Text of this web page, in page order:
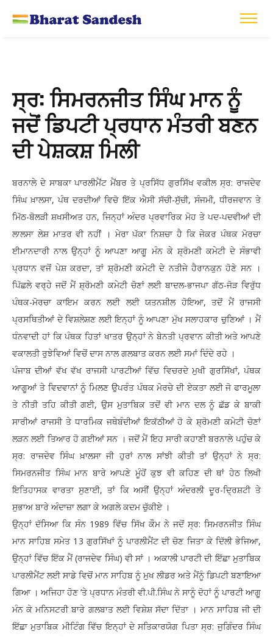
ਸ੍ਰ: ਸਿਮਰਨਜੀਤ ਸਿੰਘ ਮਾਨ ਨੂੰ
ਜਦੋਂ ਡਿਪਟੀ ਪ੍ਰਧਾਨ ਮੰਤਰੀ ਬਣਨ
ਦੀ ਪੇਸ਼ਕਸ਼ ਮਿਲੀ
ਬਰਨਾਲੇ ਦੇ ਸਾਬਕਾ ਪਾਰਲੀਮੈਂਟ ਮੈਂਬਰ ਤੇ ਪ੍ਰਸਿੱਧ ਗੁਰਸਿੱਖ ਵਕੀਲ ਸ੍ਰ: ਰਾਜਦੇਵ
ਸਿੰਘ ਖ਼ਾਲਸਾ, ਪੰਥ ਦਰਦੀਆਂ ਵਿਚੋ ਇੱਕ ਐਸੀ ਸੱਚੀ-ਸੁੱਚੀ, ਸੰਜਮੀ, ਧੀਰਜਵਾਨ ਤੇ
ਮਿੱਠ-ਬੋਲੜੀ ਸ਼ਖਸੀਅਤ ਹਨ, ਜਿਨ੍ਹਾਂ ਅੰਦਰ ਪ੍ਰਵਾਰਿਕ ਮੋਹ ਤੇ ਪਦ-ਪਦਵੀਆਂ ਦੀ
ਲਾਲਸਾ ਲੇਸ਼ ਮਾਤਰ ਵੀ ਨਹੀਂ । ਮੇਰਾ ਪੱਕਾ ਨਿਸ਼ਚਾ ਹੈ ਕਿ ਜੇਕਰ ਪੰਥਕ ਮੋਰਚਾ
ਈਮਾਨਦਾਰੀ ਨਾਲ ਉਨ੍ਹਾਂ ਨੂੰ ਆਪਣਾ ਆਗੂ ਮੰਨ ਕੇ ਸ਼੍ਰੋਮਣੀ ਕਮੇਟੀ ਦੇ ਸੰਭਾਵੀ
ਪ੍ਰਧਾਨ ਵਜੋਂ ਪੇਸ਼ ਕਰਦਾ, ਤਾਂ ਸ਼੍ਰੋਮਣੀ ਕਮੇਟੀ ਦੇ ਨਤੀਜੇ ਹੈਰਾਨਕੁਨ ਹੋਣੇ ਸਨ ।
ਪਿੱਛਲੇ ਵਰ੍ਹੇ ਜਦੋਂ ਮੈਂ ਸ਼੍ਰੋਮਣੀ ਕਮੇਟੀ ਚੋਣਾਂ ਲਈ ਬਾਦਲ-ਭਾਜਪਾ ਗੱਠ-ਜੋੜ ਵਿਰੁੱਧ
ਪੰਥਕ-ਮੋਰਚਾ ਕਾਇਮ ਕਰਨ ਲਈ ਲਈ ਯਤਨਸ਼ੀਲ ਹੋਇਆ, ਤਦੋਂ ਮੈਂ ਰਾਜਸੀ
ਪ੍ਰਸਥਿਤੀਆਂ ਦੇ ਵਿਸ਼ਲੇਸ਼ਣ ਲਈ ਇਨ੍ਹਾਂ ਨੂੰ ਆਪਣਾ ਮੁੱਖ ਸਲਾਹਕਾਰ ਚੁਣਿਆਂ । ਮੈਂ
ਧੰਨਵਾਦੀ ਹਾਂ ਕਿ ਪੰਥਕ ਹਿਤਾਂ ਖਾਤਰ ਉਨ੍ਹਾਂ ਨੇ ਬੇਨਤੀ ਪ੍ਰਵਾਨ ਕੀਤੀ ਅਤੇ ਆਪਣੇ
ਵਕਾਲਤੀ ਰੁਝੇਵਿਆਂ ਵਿਚੋਂ ਦਾਸ ਨਾਲ ਗਲਬਾਤ ਕਰਨ ਲਈ ਸਮਾਂ ਦਿੰਦੇ ਰਹੇ ।
ਪੰਜਾਬ ਦੀਆਂ ਵੱਖ ਵੱਖ ਰਾਜਸੀ ਪਾਰਟੀਆਂ ਵਿੱਚ ਵਿਚਰਦੇ ਮੁਖੀ ਗੁਰਸਿੱਖਾਂ, ਪੰਥਕ
ਆਗੂਆਂ ਤੇ ਵਿਦਵਾਨਾਂ ਨੂੰ ਮਿਲਣ ਉਪਰੰਤ ਪੰਥਕ ਮੋਰਚੇ ਦੀ ਏਕਤਾ ਲਈ ਜੋ ਫਾਰਮੂਲਾ
ਤੇ ਨੀਤੀ ਤਹਿ ਕੀਤੀ ਗਈ, ਉਸ ਮੁਤਾਬਿਕ ਤਦੋਂ ਵੀ ਮਾਨ ਦਲ ਨੂੰ ਛੱਡ ਕੇ ਬਾਕੀ
ਸਾਰੀਆਂ ਰਾਜਸੀ ਤੇ ਧਾਰਮਿਕ ਜਥੇਬੰਦੀਆਂ ਇਕੱਠੀਆਂ ਹੋ ਕੇ ਸ਼੍ਰੋਮਣੀ ਕਮੇਟੀ ਚੋਣਾਂ
ਲੜਨ ਲਈ ਤਿਆਰ ਹੋ ਗਈਆਂ ਸਨ । ਜਦੋਂ ਮੈਂ ਇਹ ਸਾਰੀ ਕਹਾਣੀ ਬਰਨਾਲੇ ਪਹੁੰਚ ਕੇ
ਸ੍ਰ: ਰਾਜਦੇਵ ਸਿੰਘ ਖ਼ਾਲਸਾ ਜੀ ਹੁਰਾਂ ਨਾਲ ਸਾਂਝੀ ਕੀਤੀ ਤਾਂ ਉਨ੍ਹਾਂ ਨੇ ਸ੍ਰ:
ਸਿਮਰਨਜੀਤ ਸਿੰਘ ਮਾਨ ਬਾਰੇ ਆਪਣੇ ਮੂੰਹੋਂ ਕੁਝ ਵੀ ਕਹਿਣ ਦੀ ਥਾਂ ਹੇਠ ਲਿਖੀ
ਇਤਿਹਾਸਕ ਵਾਰਤਾ ਸੁਣਾਈ, ਤਾਂ ਕਿ ਅਸੀਂ ਉਨ੍ਹਾਂ ਅੰਦਰਲੀ ਦੂਰ-ਦ੍ਰਿਸ਼ਟੀ ਤੇ
ਸੁਭਾਅ ਬਾਰੇ ਅੰਦਾਜ਼ਾ ਲਗਾ ਕੇ ਅਗਲੇ ਕਦਮ ਚੁੱਕੀਏ ।
ਉਨ੍ਹਾਂ ਦੱਸਿਆ ਕਿ ਸੰਨ 1989 ਵਿੱਚ ਸਿੱਖ ਕੌਮ ਨੇ ਜਦੋਂ ਸ੍ਰ: ਸਿਮਰਨਜੀਤ ਸਿੰਘ
ਮਾਨ ਸਾਹਿਬ ਸਮੇਤ 13 ਗੁਰਸਿੱਖਾਂ ਨੂੰ ਪਾਰਲੀਮੈਂਟ ਦੀ ਚੋਣ ਜਿਤਾ ਕੇ ਦਿੱਲੀ ਭੇਜਿਆ,
ਉਨ੍ਹਾਂ ਵਿੱਚ ਇੱਕ ਮੈਂ (ਰਾਜਦੇਵ ਸਿੰਘ) ਵੀ ਸਾਂ । ਅਕਾਲੀ ਪਾਰਟੀ ਦੀ ਇੱਛਾ ਮੁਤਾਬਿਕ
ਪਾਰਲੀਮੈਂਟ ਲਈ ਸਾਡੇ ਵਿਚੋਂ ਮਾਨ ਸਾਹਿਬ ਨੂੰ ਮੁਖ ਲੀਡਰ ਅਤੇ ਮੈਂਨੂੰ ਡਿਪਟੀ ਬਣਾਇਆ
ਗਿਆ । ਅਜਿਹਾ ਹੋਣ ’ਤੇ ਪ੍ਰਧਾਨ ਮੰਤਰੀ ਵੀ.ਪੀ.ਸਿੰਘ ਨੇ ਸਾਨੂੰ ਦੋਹਾਂ ਨੂੰ ਪਾਰਟੀ ਆਗੂ
ਮੰਨ ਕੇ ਮਨਿਸਟਰੀ ਬਾਰੇ ਗਲਬਾਤ ਲਈ ਵਿਸ਼ੇਸ਼ ਸੱਦਾ ਦਿੱਤਾ । ਮਾਨ ਸਾਹਿਬ ਜੀ ਦੀ
ਇੱਛਾ ਮੁਤਾਬਿਕ ਮੀਟਿੰਗ ਵਿੱਚ ਇਨ੍ਹਾਂ ਦੇ ਸਤਿਕਾਰਯੋਗ ਪਿਤਾ ਸ੍ਰ: ਜੁਗਿੰਦਰ ਸਿੰਘ